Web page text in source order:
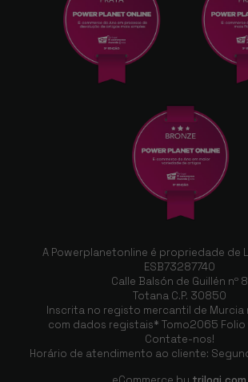
A Powerplanetonline é propriedade de
ESB73287740
Calle Balsón de Guillén nº 8
Totana C.P. 30850
Inscrita no registo mercantil de Murcia
com dados registais* Tomo2065 Folio
Contate-nos!
Horário de atendimento ao cliente: